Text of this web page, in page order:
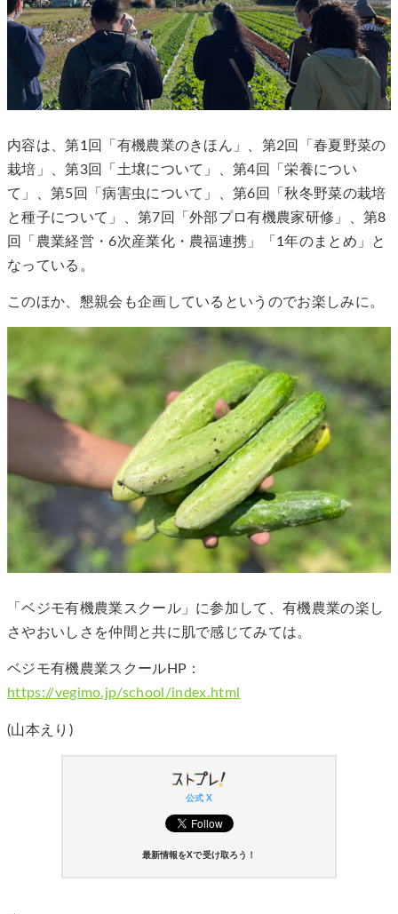
内容は、第1回「有機農業のきほん」、第2回「春夏野菜の
栽培」、第3回「土壌について」、第4回「栄養につい
て」、第5回「病害虫について」、第6回「秋冬野菜の栽培
と種子について」、第7回「外部プロ有機農家研修」、第8
回「農業経営・6次産業化・農福連携」「1年のまとめ」と
なっている。
このほか、懇親会も企画しているというのでお楽しみに。
「ベジモ有機農業スクール」に参加して、有機農業の楽し
さやおいしさを仲間と共に肌で感じてみては。
ベジモ有機農業スクールHP：
https://vegimo.jp/school/index.html
(山本えり)
公式 X
最新情報をXで受け取ろう！